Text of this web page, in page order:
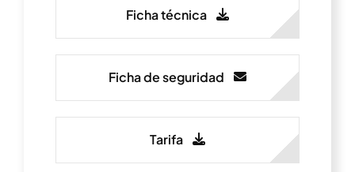
Ficha técnica
Ficha de seguridad
Tarifa